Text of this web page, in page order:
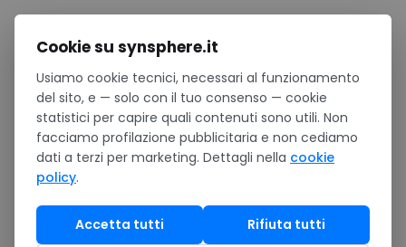
Salta al contenuto
Home / Cloud Assistenza Cloud Assistenza Cloud CSP
LICENZE CLOUD MICROSOFT GESTITE: FATTURAZIONE
FLESSIBILE IN EURO E SUPPORTO INCLUSO
Assistenza Cloud CSP
Cookie su synsphere.it
Usiamo cookie tecnici, necessari al funzionamento
del sito, e — solo con il tuo consenso — cookie
statistici per capire quali contenuti sono utili. Non
facciamo profilazione pubblicitaria e non cediamo
dati a terzi per marketing. Dettagli nella cookie
policy.
Accetta tutti Rifiuta tutti